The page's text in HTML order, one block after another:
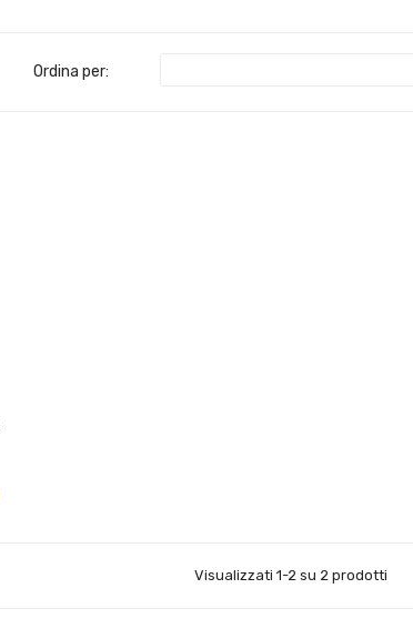
Ordina per:
Visualizzati 1-2 su 2 prodotti